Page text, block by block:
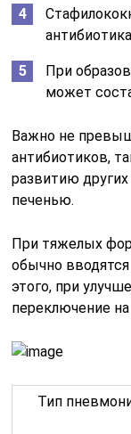
При
может
Важно не
антибиотиков,
развитию
печенью.
При тяжелых
обычно
этого, при
переключение
Тип